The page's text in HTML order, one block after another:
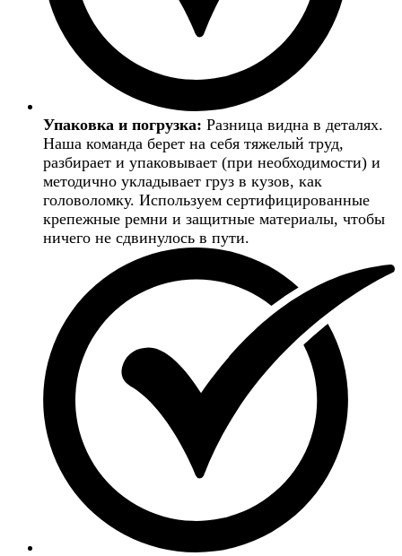
Упаковка и погрузка: Разница видна в деталях.
Наша команда берет на себя тяжелый труд,
разбирает и упаковывает (при необходимости) и
методично укладывает груз в кузов, как
головоломку. Используем сертифицированные
крепежные ремни и защитные материалы, чтобы
ничего не сдвинулось в пути.